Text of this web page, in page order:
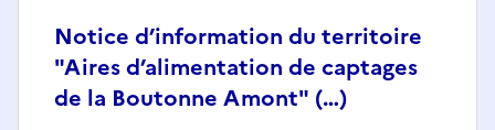
Notice d’information du territoire
"Aires d’alimentation de captages
de la Boutonne Amont" (…)